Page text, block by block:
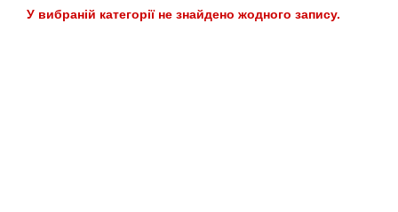
У вибраній категорії не знайдено жодного запису.